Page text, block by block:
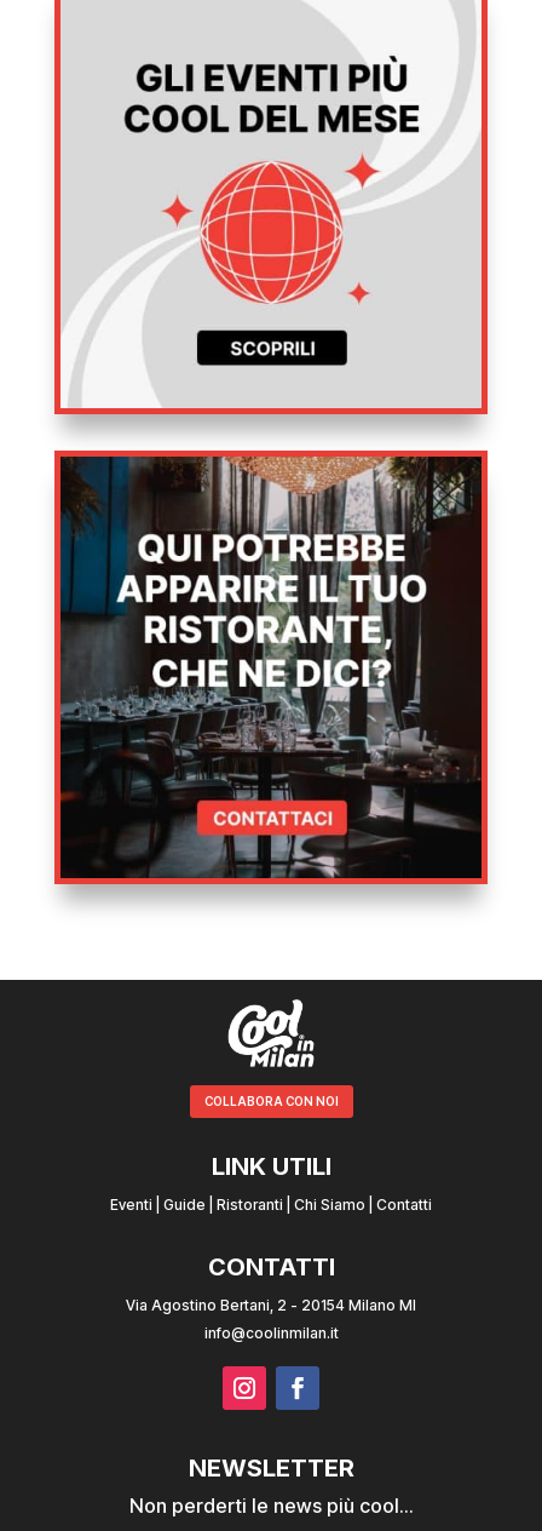
COLLABORA CON NOI
LINK UTILI
Eventi Guide Ristoranti Chi Siamo Contatti
CONTATTI
Via Agostino Bertani, 2 - 20154 Milano MI
info@coolinmilan.it
NEWSLETTER
Non perderti le news più cool...